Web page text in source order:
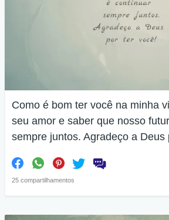
Como é bom ter você na minha
seu amor e saber que nosso
sempre juntos. Agradeço a Deus
25 compartilhamentos